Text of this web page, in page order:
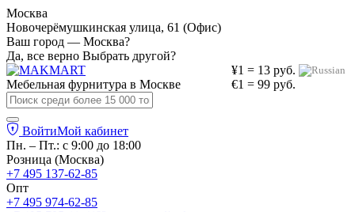
Москва
Новочерёмушкинская улица, 61 (Офис)
Ваш город — Москва?
Да, все верно Выбрать другой?
¥1 = 13 руб.
€1 = 99 руб.
Мебельная фурнитура в Москве
ВойтиМой кабинет
Пн. – Пт.: с 9:00 до 18:00
Розница (Москва)
+7 495 137-62-85
Опт
+7 495 974-62-85